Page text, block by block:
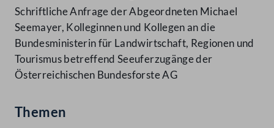
Schriftliche Anfrage der Abgeordneten Michael
Seemayer, Kolleginnen und Kollegen an die
Bundesministerin für Landwirtschaft, Regionen und
Tourismus betreffend Seeuferzugänge der
Österreichischen Bundesforste AG
Themen